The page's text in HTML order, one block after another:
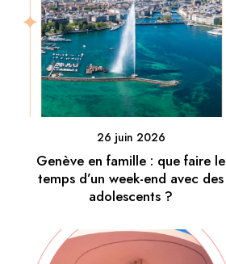
26 juin 2026
Genève en famille : que faire le
temps d’un week-end avec des
adolescents ?